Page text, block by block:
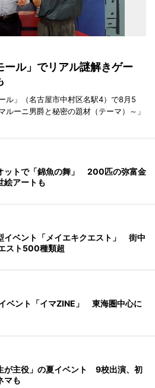
ール」でリアル謎解きゲー
ル」（名古屋市中村区名駅4）で8月5
ルーニ男爵と秘密の題材（テーマ）～」
ットで「錦魚の舞」 200匹の弥富金
絵アートも
イベント「メイエキクエスト」 街中
スト500種類超
ベント「イマZINE」 東海圏中心に
が主役」の夏イベント 9校出演、初
マも